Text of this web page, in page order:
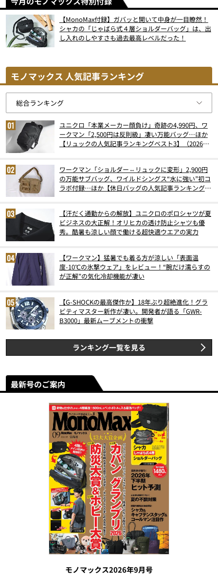
【MonoMax付録】ガバッと開いて中身が一目瞭然！
シャカの「じゃばら式４層ショルダーバッグ」は、出
し入れのしやすさも過去最高レベルだった！
モノマックス 人気記事ランキング
ユニクロ「本業メーカー顔負け」奇跡の4,990円、ワ
ークマン「2,500円は反則級」凄い万能バッグ…ほか
【リュックの人気記事ランキングベスト3】（2026年
ワークマン「ショルダー⇔リュックに変形」2,900円
の万能サブバッグ、ワイルドシングス“水に強い”初コ
ラボ付録…ほか【休日バッグの人気記事ランキングベ
【汗だく通勤からの解放】ユニクロのポロシャツが夏
ビジネスの大正解！オリヒカの透け防止シャツも優
秀。酷暑も涼しい顔で働ける超快適ウエアの実力
【ワークマン】猛暑でも着る方が涼しい「表面温
度-10℃の氷撃ウェア」をレビュー！“腕だけ濡らすの
が正解”の気化冷却機能が凄い
【G-SHOCKの最高傑作か】18年ぶり超絶進化！グラ
ビティマスター新作が凄い。開発者が語る「GWR-
B3000」最新ムーブメントの衝撃
ランキング一覧を見る
最新号のご案内
モノマックス2026年9月号